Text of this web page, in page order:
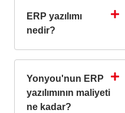
ERP yazılımı
nedir?
Yonyou'nun ERP
yazılımının maliyeti
ne kadar?